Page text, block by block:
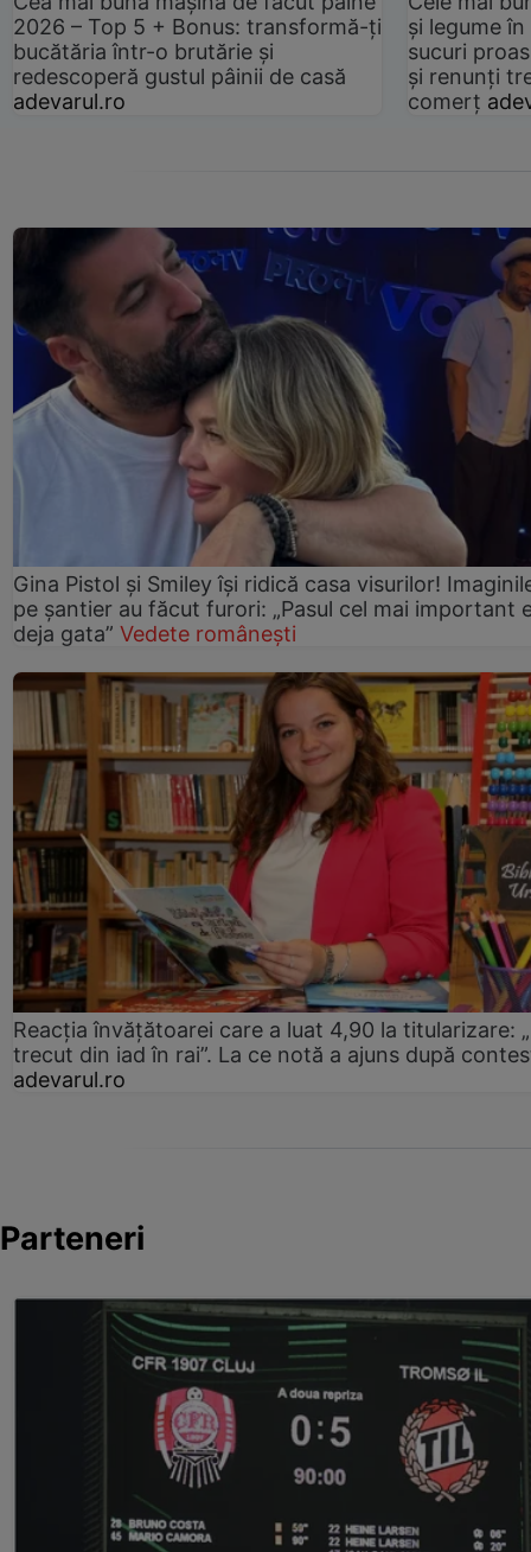
2026 – Top 5 + Bonus: transformă-ți
bucătăria într-o brutărie și
redescoperă gustul pâinii de casă
adevarul.ro
și legume
sucuri
și renunți
comerț
Gina Pistol și Smiley își ridică casa visurilor!
pe șantier au făcut furori: „Pasul cel mai important
deja gata” Vedete românești
Reacția învățătoarei care a luat 4,90 la titularizare:
trecut din iad în rai”. La ce notă a ajuns după
adevarul.ro
Parteneri